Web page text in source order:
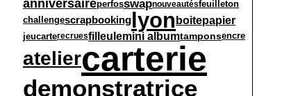
anniversaireperfosswapnouveautésfeuilleton
challengescrapbooking lyonboitepapier
jeucarterecruesfilleulemini albumtamponsencre
ateliercarterie
demonstratrice